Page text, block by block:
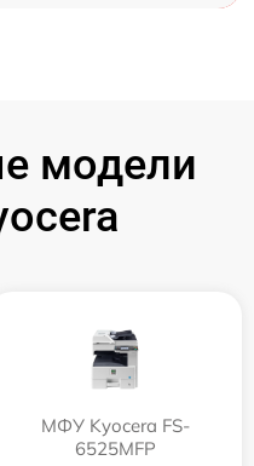
модели
МФУ Kyocera FS-
6525MFP